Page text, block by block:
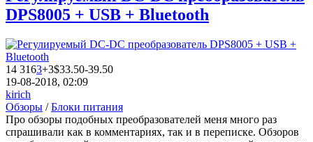
DPS8005 + USB + Bluetooth
14 3163+3$33.50-39.50
19-08-2018, 02:09
kirich
Обзоры /Блоки питания
Про обзоры подобных преобразователей меня много раз
спрашивали как в комментариях, так и в переписке. Обзоров